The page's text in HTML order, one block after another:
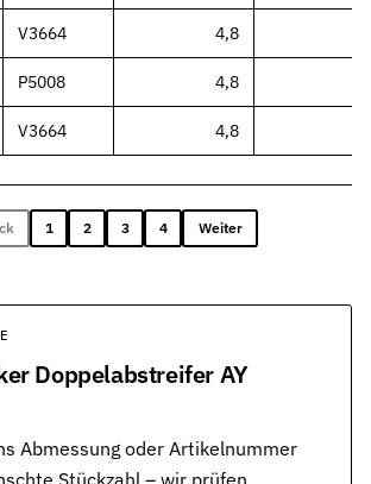
V3664 4,8
P5008 4,8
V3664 4,8
1 2 3 4 Weiter
Doppelabstreifer AY
Abmessung oder Artikelnummer
Stückzahl – wir prüfen